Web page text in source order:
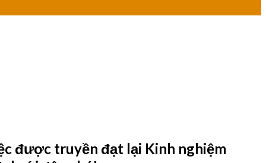
được truyền đạt lại Kinh nghiệm